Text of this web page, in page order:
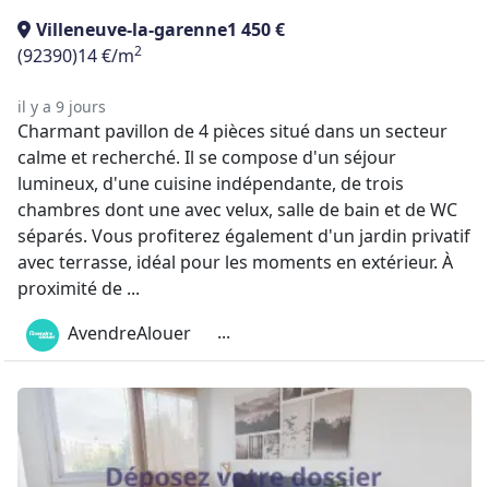
Villeneuve-la-garenne1 450 €
(92390)14 €/m2
il y a 9 jours
Charmant pavillon de 4 pièces situé dans un secteur
calme et recherché. Il se compose d'un séjour
lumineux, d'une cuisine indépendante, de trois
chambres dont une avec velux, salle de bain et de WC
séparés. Vous profiterez également d'un jardin privatif
avec terrasse, idéal pour les moments en extérieur. À
proximité de ...
AvendreAlouer
...